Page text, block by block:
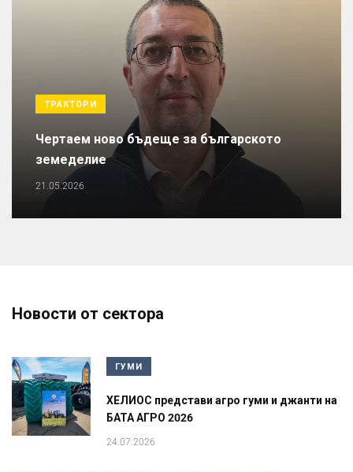
ТРАКТОРИ
Чертаем ново бъдеще за българското
земеделие
21.05.2026
Новости от сектора
ГУМИ
ХЕЛИОС представи агро гуми и джанти на
БАТА АГРО 2026
24.07.2026